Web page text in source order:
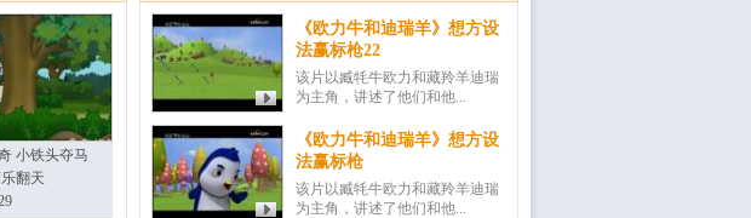
《欧力牛和迪瑞羊》想方设
法赢标枪22
该片以臧牦牛欧力和藏羚羊迪瑞
为主角，讲述了他们和他...
《欧力牛和迪瑞羊》想方设
法赢标枪
该片以臧牦牛欧力和藏羚羊迪瑞
为主角，讲述了他们和他...
小铁头夺马
翻天